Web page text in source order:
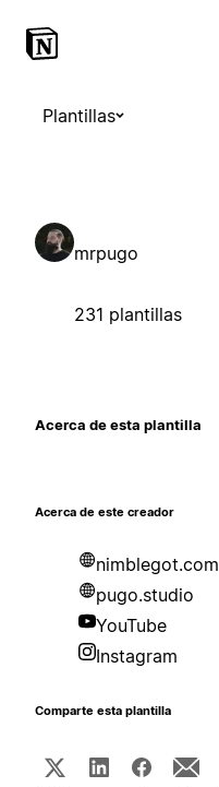
Plantillas
mrpugo
231 plantillas
Acerca de esta plantilla
Acerca de este creador
nimblegot.com
pugo.studio
YouTube
Instagram
Comparte esta plantilla